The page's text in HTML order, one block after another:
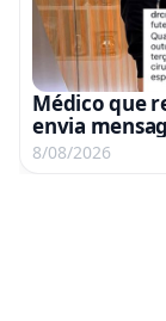
Médico que
envia
8/08/2026